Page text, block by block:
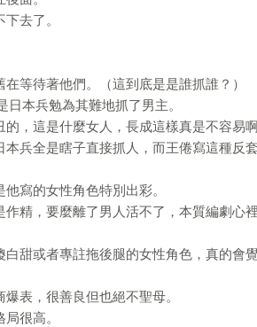
去了。
等待著他們。（這到底是是誰抓誰？）
本兵勉為其難地抓了男主。
，這是什麼女人，長成這樣真是不容易啊
兵全是瞎子直接抓人，而王倦寫這種反
寫的女性角色特別出彩。
精，要麼離了男人活不了，本質編劇心
甜或者專註拖後腿的女性角色，真的會
表，很善良但也絕不聖母。
很高。